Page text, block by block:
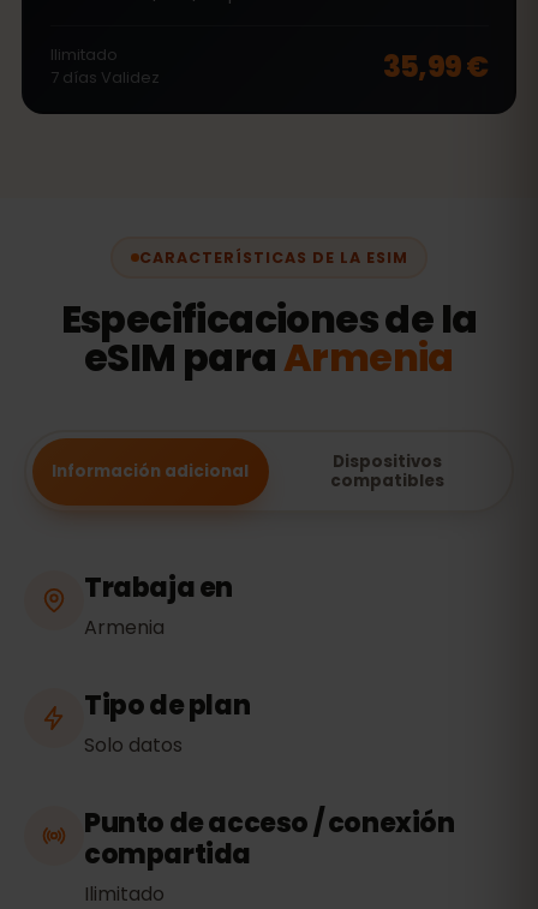
Ilimitado
7 días Validez 35,99 €
CARACTERÍSTICAS DE LA ESIM
Especificaciones de la
eSIM paraArmenia
Información adicional
Dispositivos
compatibles
Trabaja en
Armenia
Tipo de plan
Solo datos
Punto de acceso / conexión
compartida
Ilimitado